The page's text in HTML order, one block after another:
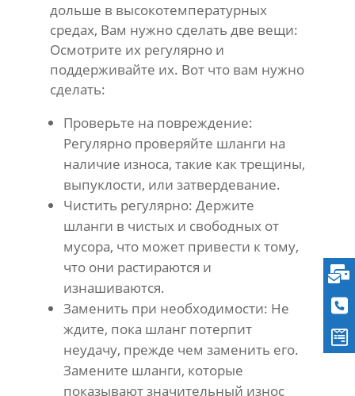
дольше в высокотемпературных
средах, Вам нужно сделать две вещи:
Осмотрите их регулярно и
поддерживайте их. Вот что вам нужно
сделать:
Проверьте на повреждение:
Регулярно проверяйте шланги на
наличие износа, такие как трещины,
выпуклости, или затвердевание.
Чистить регулярно: Держите
шланги в чистых и свободных от
мусора, что может привести к тому,
что они растираются и
изнашиваются.
Заменить при необходимости: Не
ждите, пока шланг потерпит
неудачу, прежде чем заменить его.
Замените шланги, которые
показывают значительный износ